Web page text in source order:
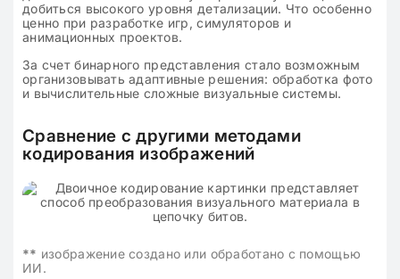
добиться высокого уровня детализации. Что особенно
ценно при разработке игр, симуляторов и
анимационных проектов.
За счет бинарного представления стало возможным
организовывать адаптивные решения: обработка фото
и вычислительные сложные визуальные системы.
Сравнение с другими методами
кодирования изображений
** изображение создано или обработано с помощью
ИИ.